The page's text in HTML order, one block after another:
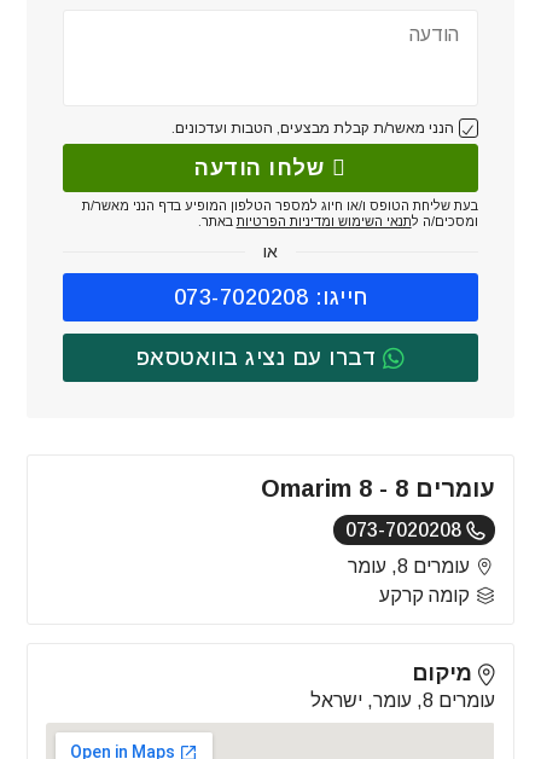
הנני מאשר/ת קבלת מבצעים, הטבות ועדכונים.
שלחו הודעה
בעת שליחת הטופס ו/או חיוג למספר הטלפון המופיע בדף הנני מאשר/ת
ומסכים/ה לתנאי השימוש ומדיניות הפרטיות באתר.
או
חייגו: 073-7020208
דברו עם נציג בוואטסאפ
עומרים 8 - Omarim 8
073-7020208
עומרים 8, עומר
קומה קרקע
מיקום
עומרים 8, עומר, ישראל